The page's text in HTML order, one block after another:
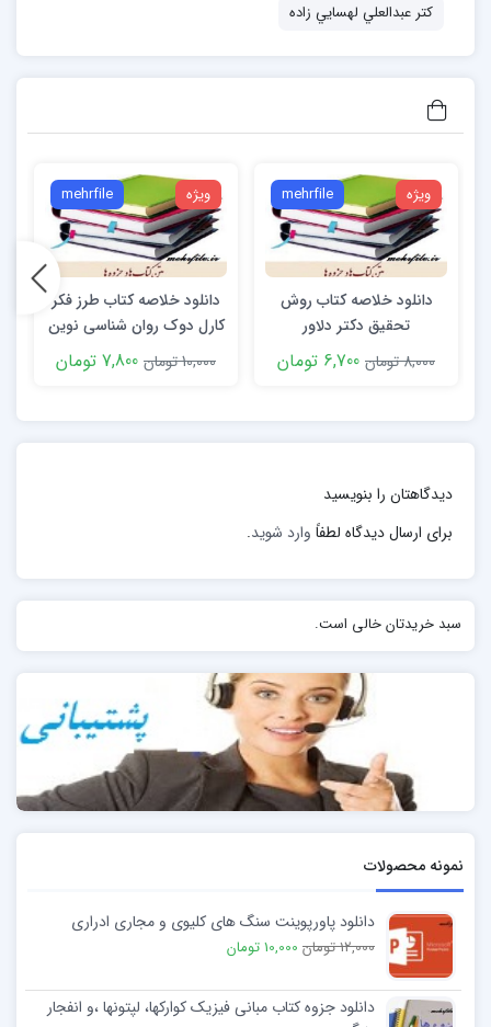
وجود دارد.
ويژه در شاخه فرهنگي است. تكامل ضمن اينكه در يك خط و
مسير جهاني سير مي كند تنوع در گونه ها را به وجود مي
آورد. هرگونه نيز خود مسير تكاملي را طي خواهد كرد.
2 تغيير اجتماعي
تعريف فرهنگ جامعه شناسي ( 1976 ) از مفهوم كلي تغيير
چنين است: تغيير شامل حركت، تبديل، تعديل و روشن شدن
اشياي متحرك از لحاظ موقعيت، در مسيري كه ترتيبات
كتر عبدالعلي لهسايي زاده
ویژه mehrfile
دانلود خلاصه کتاب روش
تحقیق دکتر دلاور
8,000 تومان
6,700 تومان
ویژه mehrfile
دانلود خلاصه کتاب طرز فکر
کارل دوک روان شناسی نوین
10,000 تومان
7,800 تومان
دیدگاهتان را بنویسید
برای ارسال دیدگاه لطفاً وارد شوید.
سبد خریدتان خالی است.
نمونه محصولات
دانلود پاورپوینت سنگ های کلیوی و مجاری ادراری
12,000 تومان 10,000 تومان
دانلود جزوه کتاب مبانی فیزیک کوارکها، لپتونها ،و انفجار